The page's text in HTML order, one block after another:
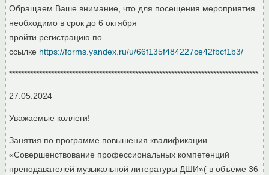
Обращаем Ваше внимание, что для посещения мероприятия
необходимо в срок до 6 октября
пройти регистрацию по
ссылке https://forms.yandex.ru/u/66f135f484227ce42fbcf1b3/
***********************************************************************************
27.05.2024
Уважаемые коллеги!
Занятия по программе повышения квалификации
«Совершенствование профессиональных компетенций
преподавателей музыкальной литературы ДШИ»( в объёме 36